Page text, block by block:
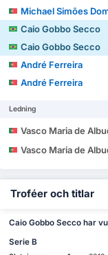
Michael Simões
Caio Gobbo Secco
Caio Gobbo Secco
André Ferreira
André Ferreira
Ledning
Vasco Maria de Albuquerque
Vasco Maria de Albuquerque
Troféer och titlar
Caio Gobbo Secco har
Serie B